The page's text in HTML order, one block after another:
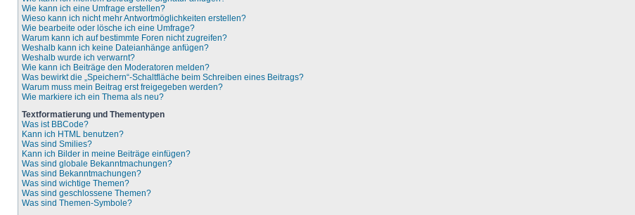
Wie kann ich eine Umfrage erstellen?
Wieso kann ich nicht mehr Antwortmöglichkeiten erstellen?
Wie bearbeite oder lösche ich eine Umfrage?
Warum kann ich auf bestimmte Foren nicht zugreifen?
Weshalb kann ich keine Dateianhänge anfügen?
Weshalb wurde ich verwarnt?
Wie kann ich Beiträge den Moderatoren melden?
Was bewirkt die „Speichern“-Schaltfläche beim Schreiben eines Beitrags?
Warum muss mein Beitrag erst freigegeben werden?
Wie markiere ich ein Thema als neu?
Textformatierung und Thementypen
Was ist BBCode?
Kann ich HTML benutzen?
Was sind Smilies?
Kann ich Bilder in meine Beiträge einfügen?
Was sind globale Bekanntmachungen?
Was sind Bekanntmachungen?
Was sind wichtige Themen?
Was sind geschlossene Themen?
Was sind Themen-Symbole?